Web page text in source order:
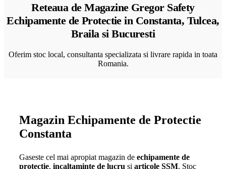
Reteaua de Magazine Gregor Safety
Echipamente de Protectie in Constanta, Tulcea,
Braila si Bucuresti
Oferim stoc local, consultanta specializata si livrare rapida in toata
Romania.
Magazin Echipamente de Protectie
Constanta
Gaseste cel mai apropiat magazin deechipamente de
protectie,incaltaminte de lucru siarticole SSM. Stoc